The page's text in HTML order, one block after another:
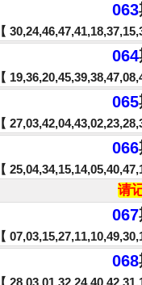
063
【
064
【
065
【
066
【
请
067
【
068
【